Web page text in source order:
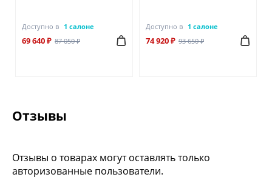
Доступно в 1 салоне
69 640 ₽ 87 050 ₽
Доступно в 1 салоне
74 920 ₽ 93 650 ₽
Отзывы
Отзывы о товарах могут оставлять только
авторизованные пользователи.